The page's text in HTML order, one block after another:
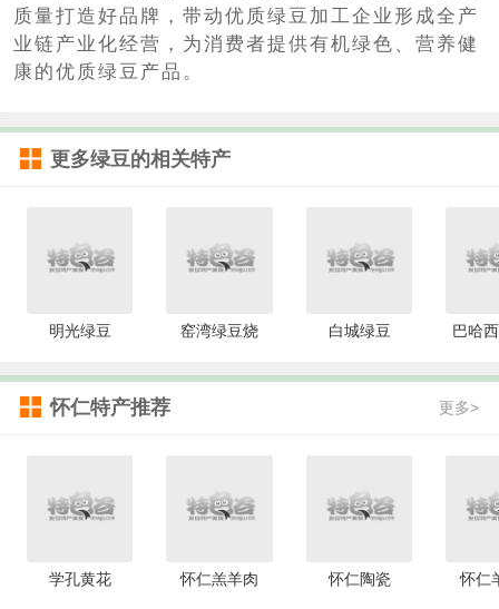
质量打造好品牌，带动优质绿豆加工企业形成全产
业链产业化经营，为消费者提供有机绿色、营养健
康的优质绿豆产品。
更多绿豆的相关特产
明光绿豆 窑湾绿豆烧 白城绿豆 巴哈
怀仁特产推荐 更多>
学孔黄花 怀仁羔羊肉 怀仁陶瓷 怀仁